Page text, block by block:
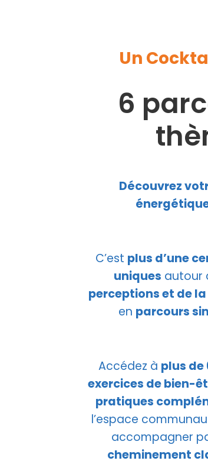
Un
6
Découvrez
C’est plus d’une
uniques autour
perceptions et de
en parcours
Accédez à plus
exercices de bien-
pratiques
l’espace
accompagner
cheminement